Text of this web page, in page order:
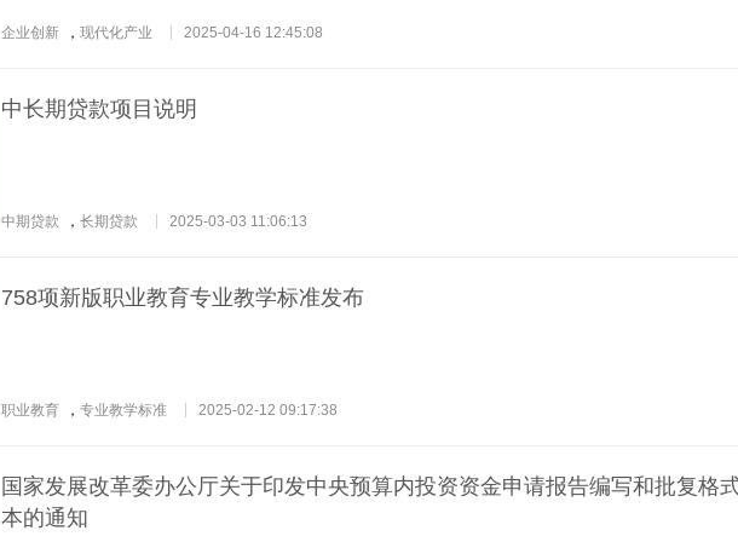
企业创新 ， 现代化产业 2025-04-16 12:45:08
中长期贷款项目说明
中期贷款 ， 长期贷款 2025-03-03 11:06:13
758项新版职业教育专业教学标准发布
职业教育 ， 专业教学标准 2025-02-12 09:17:38
国家发展改革委办公厅关于印发中央预算内投资资金申请报告编写和批复格
本的通知